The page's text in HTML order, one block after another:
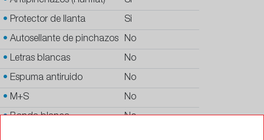
• Protector de llanta Si
• Autosellante de pinchazos No
• Letras blancas No
• Espuma antiruido No
• M+S No
•Banda blanca No